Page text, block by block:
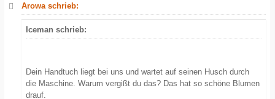
Arowa schrieb:
Iceman schrieb:
Dein Handtuch liegt bei uns und wartet auf seinen Husch durch
die Maschine. Warum vergißt du das? Das hat so schöne Blumen
drauf.